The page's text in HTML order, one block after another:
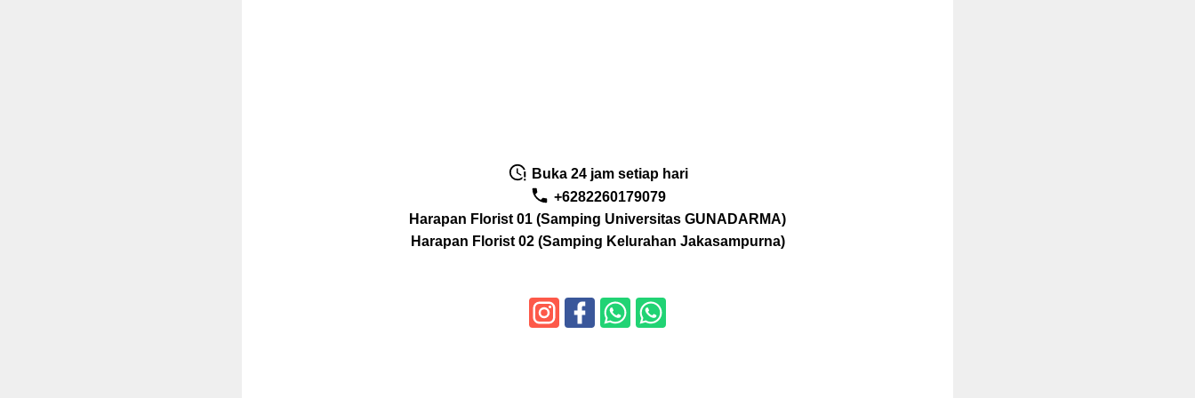
Buka 24 jam setiap hari
+6282260179079
Harapan Florist 01 (Samping Universitas GUNADARMA)
Harapan Florist 02 (Samping Kelurahan Jakasampurna)